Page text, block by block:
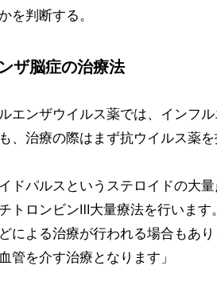
を判断する。
ザ脳症の治療法
エンザウイルス薬では、インフ
、治療の際はまず抗ウイルス薬を
イドパルスというステロイドの大
トロンビンⅢ大量療法を行いま
による治療が行われる場合もあ
管を介す治療となります」